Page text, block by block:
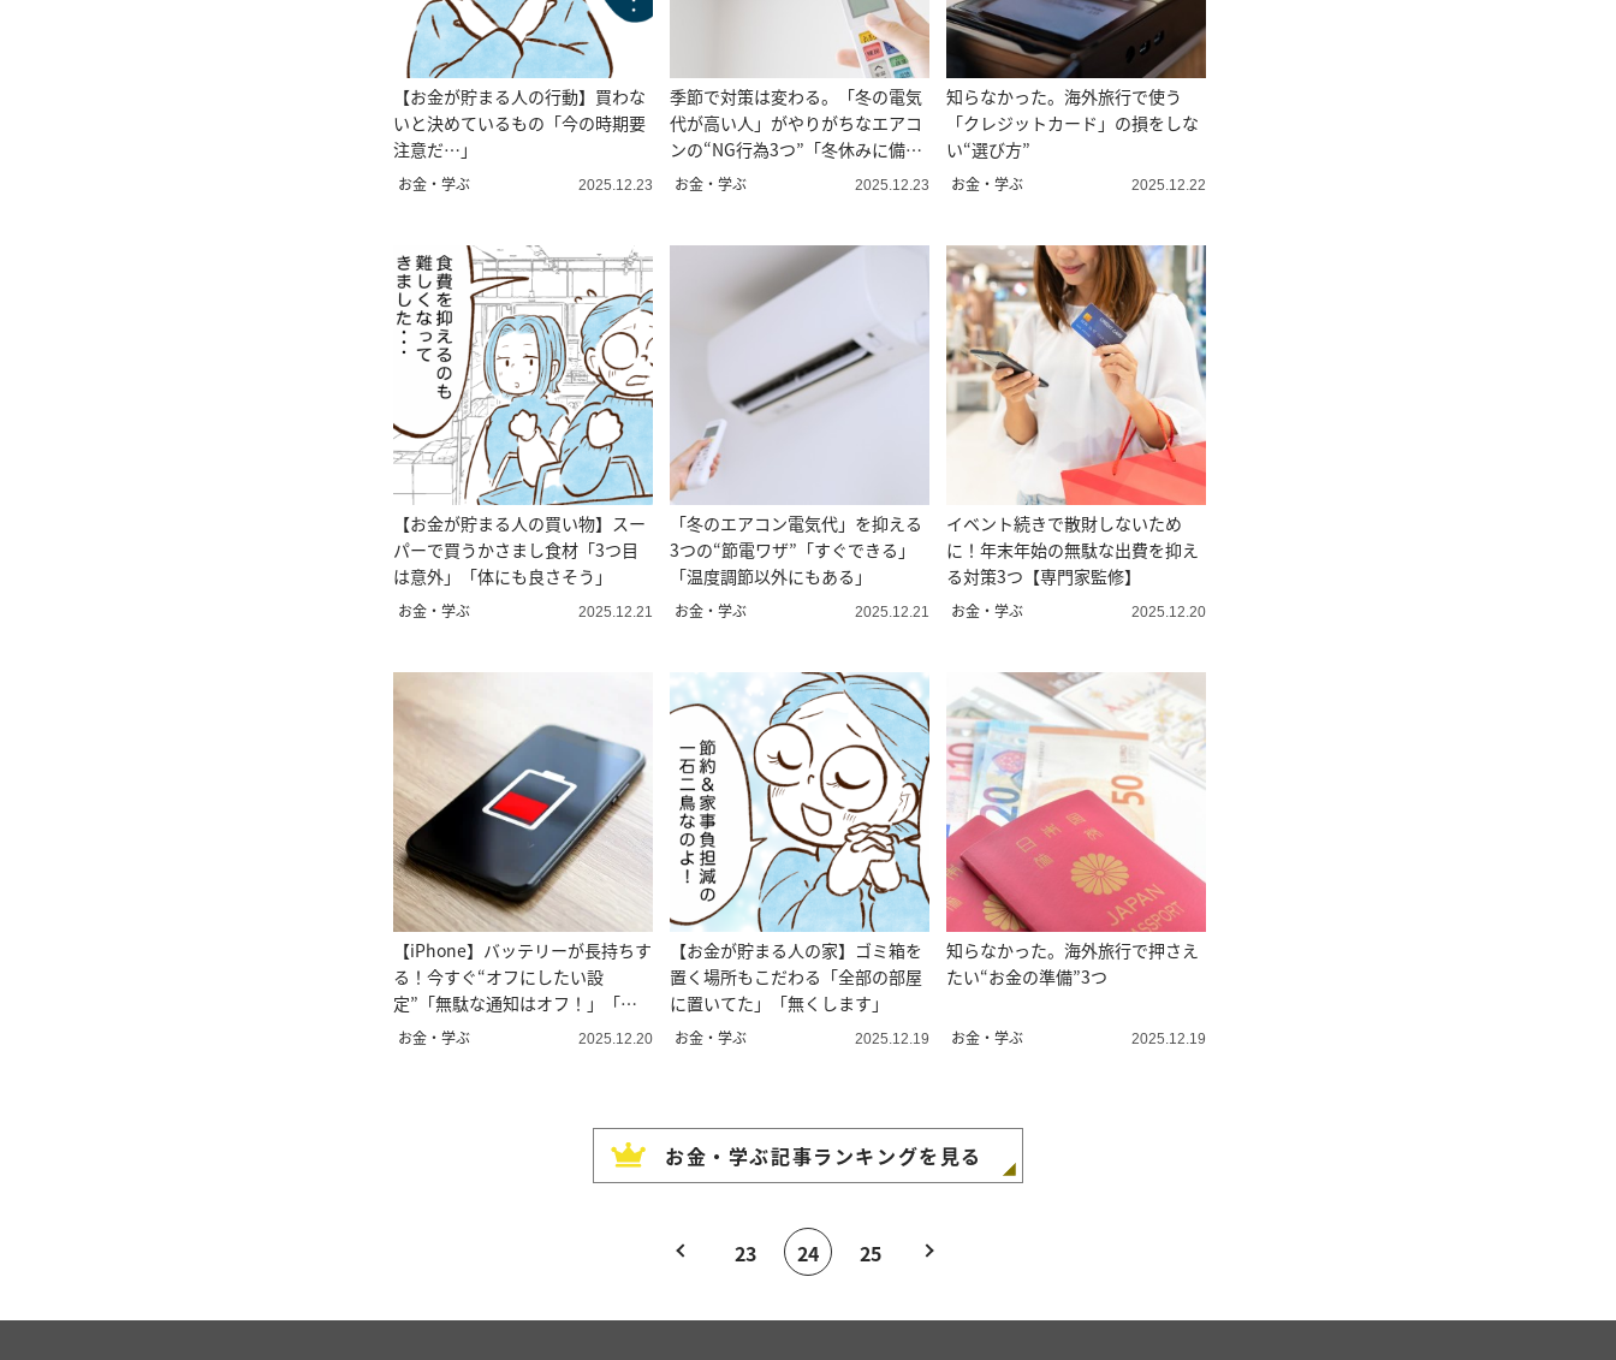
【お金が貯まる人の行動】買わな
いと決めているもの「今の時期要
注意だ…」
お金・学ぶ 2025.12.23
季節で対策は変わる。「冬の電気
代が高い人」がやりがちなエアコ
ンの“NG行為3つ”「冬休みに備え
る」
お金・学ぶ 2025.12.23
知らなかった。海外旅行で使う
「クレジットカード」の損をしな
い“選び方”
お金・学ぶ 2025.12.22
【お金が貯まる人の買い物】スー
パーで買うかさまし食材「3つ目
は意外」「体にも良さそう」
お金・学ぶ 2025.12.21
「冬のエアコン電気代」を抑える
3つの“節電ワザ”「すぐできる」
「温度調節以外にもある」
お金・学ぶ 2025.12.21
イベント続きで散財しないため
に！年末年始の無駄な出費を抑え
る対策3つ【専門家監修】
お金・学ぶ 2025.12.20
【iPhone】バッテリーが長持ちす
る！今すぐ“オフにしたい設
定”「無駄な通知はオフ！」「変
更する」
お金・学ぶ 2025.12.20
【お金が貯まる人の家】ゴミ箱を
置く場所もこだわる「全部の部屋
に置いてた」「無くします」
お金・学ぶ 2025.12.19
知らなかった。海外旅行で押さえ
たい“お金の準備”3つ
お金・学ぶ 2025.12.19
お金・学ぶ記事ランキングを見る
23 24 25